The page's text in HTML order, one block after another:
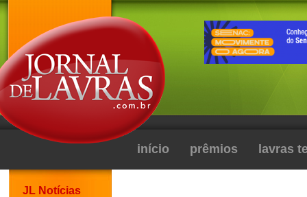
início prêmios lavras
JL Notícias